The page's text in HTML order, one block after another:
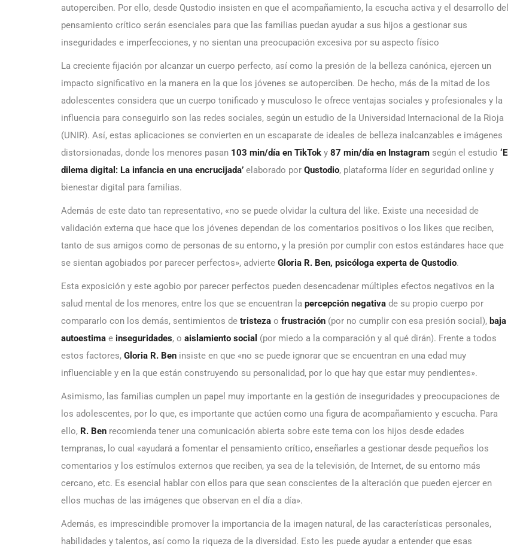
autoperciben. Por ello, desde Qustodio insisten en que el acompañamiento, la escucha activa y el desarrollo del
pensamiento crítico serán esenciales para que las familias puedan ayudar a sus hijos a gestionar sus
inseguridades e imperfecciones, y no sientan una preocupación excesiva por su aspecto físico
La creciente fijación por alcanzar un cuerpo perfecto, así como la presión de la belleza canónica, ejercen un
impacto significativo en la manera en la que los jóvenes se autoperciben. De hecho, más de la mitad de los
adolescentes considera que un cuerpo tonificado y musculoso le ofrece ventajas sociales y profesionales y la
influencia para conseguirlo son las redes sociales, según un estudio de la Universidad Internacional de la Rioja
(UNIR). Así, estas aplicaciones se convierten en un escaparate de ideales de belleza inalcanzables e imágenes
distorsionadas, donde los menores pasan 103 min/día en TikTok y 87 min/día en Instagram según el estudio ‘El
dilema digital: La infancia en una encrucijada’ elaborado por Qustodio, plataforma líder en seguridad online y
bienestar digital para familias.
Además de este dato tan representativo, «no se puede olvidar la cultura del like. Existe una necesidad de
validación externa que hace que los jóvenes dependan de los comentarios positivos o los likes que reciben,
tanto de sus amigos como de personas de su entorno, y la presión por cumplir con estos estándares hace que
se sientan agobiados por parecer perfectos», advierte Gloria R. Ben, psicóloga experta de Qustodio.
Esta exposición y este agobio por parecer perfectos pueden desencadenar múltiples efectos negativos en la
salud mental de los menores, entre los que se encuentran la percepción negativa de su propio cuerpo por
compararlo con los demás, sentimientos de tristeza o frustración (por no cumplir con esa presión social), baja
autoestima e inseguridades, o aislamiento social (por miedo a la comparación y al qué dirán). Frente a todos
estos factores, Gloria R. Ben insiste en que «no se puede ignorar que se encuentran en una edad muy
influenciable y en la que están construyendo su personalidad, por lo que hay que estar muy pendientes».
Asimismo, las familias cumplen un papel muy importante en la gestión de inseguridades y preocupaciones de
los adolescentes, por lo que, es importante que actúen como una figura de acompañamiento y escucha. Para
ello, R. Ben recomienda tener una comunicación abierta sobre este tema con los hijos desde edades
tempranas, lo cual «ayudará a fomentar el pensamiento crítico, enseñarles a gestionar desde pequeños los
comentarios y los estímulos externos que reciben, ya sea de la televisión, de Internet, de su entorno más
cercano, etc. Es esencial hablar con ellos para que sean conscientes de la alteración que pueden ejercer en
ellos muchas de las imágenes que observan en el día a día».
Además, es imprescindible promover la importancia de la imagen natural, de las características personales,
habilidades y talentos, así como la riqueza de la diversidad. Esto les puede ayudar a entender que esas